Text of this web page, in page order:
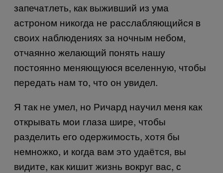
запечатлеть, как выживший из ума
астроном никогда не расслабляющийся в
своих наблюдениях за ночным небом,
отчаянно желающий понять нашу
постоянно меняющуюся вселенную, чтобы
передать нам то, что он увидел.
Я так не умел, но Ричард научил меня как
открывать мои глаза шире, чтобы
разделить его одержимость, хотя бы
немножко, и когда вам это удаётся, вы
видите, как кишит жизнь вокруг вас, с